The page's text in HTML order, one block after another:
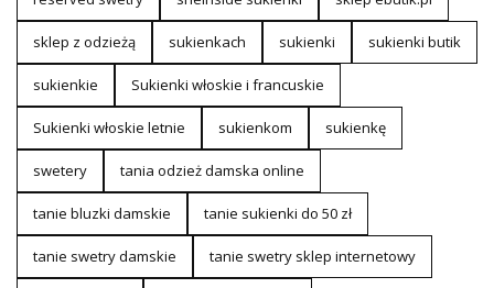
sklep z odzieżą sukienkach sukienki sukienki butik
sukienkie Sukienki włoskie i francuskie
Sukienki włoskie letnie sukienkom sukienkę
swetery tania odzież damska online
tanie bluzki damskie tanie sukienki do 50 zł
tanie swetry damskie tanie swetry sklep internetowy